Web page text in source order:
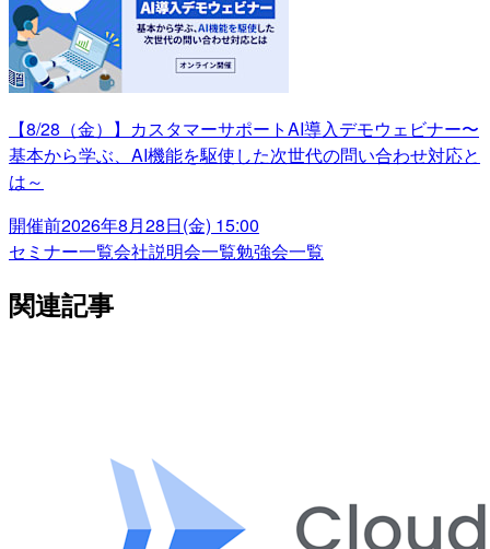
【8/28（金）】カスタマーサポートAI導入デモウェビナー〜
基本から学ぶ、AI機能を駆使した次世代の問い合わせ対応と
は～
開催前2026年8月28日(金) 15:00
セミナー一覧会社説明会一覧勉強会一覧
関連記事